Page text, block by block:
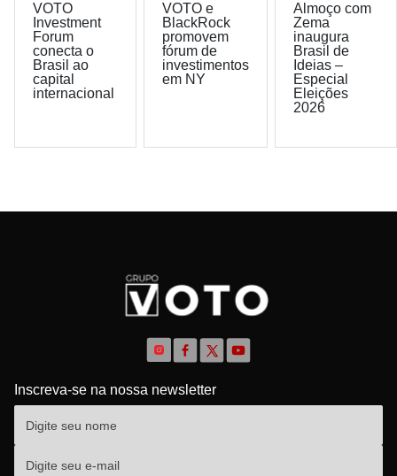
VOTO
Investment
Forum
conecta o
Brasil ao
capital
internacional
VOTO e
BlackRock
promovem
fórum de
investimentos
em NY
Almoço com
Zema
inaugura
Brasil de
Ideias –
Especial
Eleições
2026
Inscreva-se na nossa newsletter